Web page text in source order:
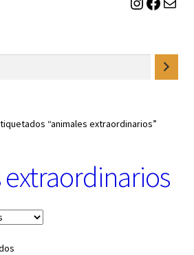
“animales extraordinarios”
Ordenado